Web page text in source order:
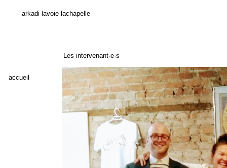
arkadi lavoie lachapelle
accueil
Les intervenant·e·s